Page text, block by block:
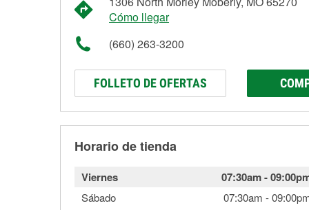
Cómo llegar
(660) 263-3200
FOLLETO DE OFERTAS
Horario de tienda
Viernes 07:30am-
Sábado 07:30am -